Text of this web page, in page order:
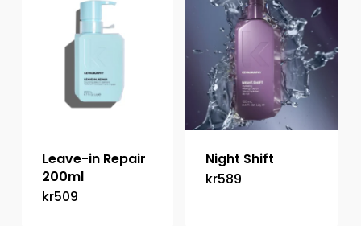
Leave-in Repair
200ml
kr509
Night Shift
kr589